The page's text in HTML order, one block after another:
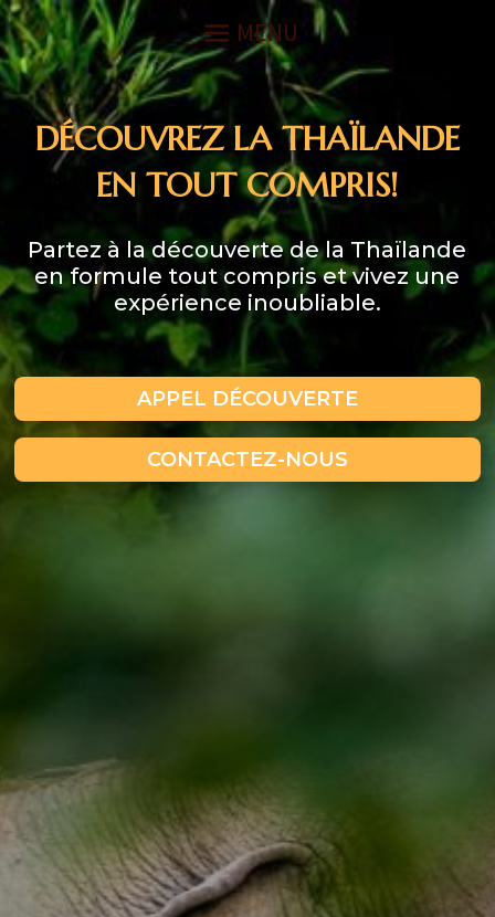
DÉCOUVREZ LA THAÏLANDE
EN TOUT COMPRIS!
Partez à la découverte de la Thaïlande
en formule tout compris et vivez une
expérience inoubliable.
APPEL DÉCOUVERTE
CONTACTEZ-NOUS